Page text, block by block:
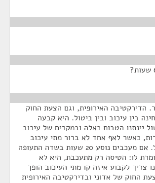
הדירקטיבה האירופית, וגם הצעת החוק
בין עיכוב ובין ביטול. היא קבעה
יינתנו הטבות כאלה ובמקרים של עיכוב
כאשר לאף אחד לא ברור מתי עיכוב
הופך להיות ביטול. אם מעכבים נוסע 20 שעות בשדה התעופה
לו: הטיסה רק מתעכבת, היא לא
צריך לקבוע איזה קו מתי העיכוב הופך
החוק של אדוני ובדירקטיבה האירופית